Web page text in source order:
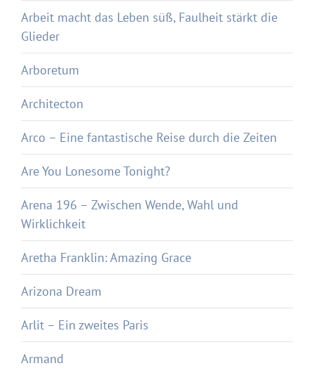
Arbeit macht das Leben süß, Faulheit stärkt die
Glieder
Arboretum
Architecton
Arco – Eine fantastische Reise durch die Zeiten
Are You Lonesome Tonight?
Arena 196 – Zwischen Wende, Wahl und
Wirklichkeit
Aretha Franklin: Amazing Grace
Arizona Dream
Arlit – Ein zweites Paris
Armand